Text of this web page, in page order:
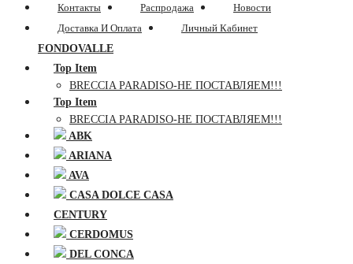
Контакты Распродажа
Новости
Доставка И Оплата
Личный Кабинет
FONDOVALLE
Top Item
BRECCIA PARADISO-НЕ ПОСТАВЛЯЕМ!!!
Top Item
BRECCIA PARADISO-НЕ ПОСТАВЛЯЕМ!!!
ABK
ARIANA
AVA
CASA DOLCE CASA
CENTURY
CERDOMUS
DEL CONCA